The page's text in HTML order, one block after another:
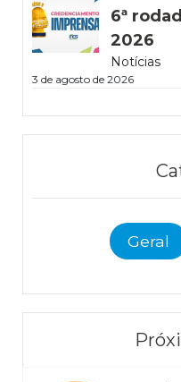
6ª
2026
Notícias
3 de agosto de 2026
Geral